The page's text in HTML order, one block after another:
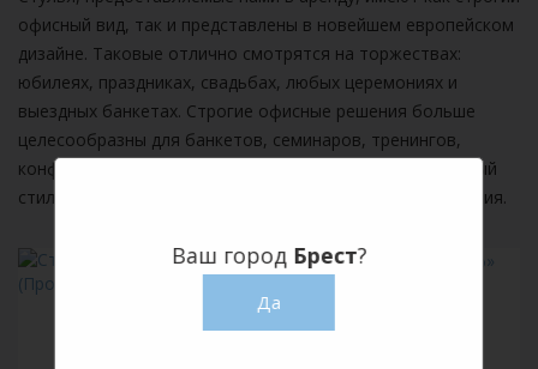
офисный вид, так и представлены в новейшем европейском
дизайне. Таковые отлично смотрятся на торжествах:
юбилеях, праздниках, свадьбах, любых церемониях и
выездных банкетах. Строгие офисные решения больше
целесообразны для банкетов, семинаров, тренингов,
конференций и выставок, где выдержанный официальный
стиль оформления намекает на серьезность мероприятия.
Ваш город Брест?
Да